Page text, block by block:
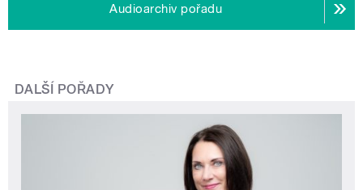
Audioarchiv pořadu
DALŠÍ POŘADY